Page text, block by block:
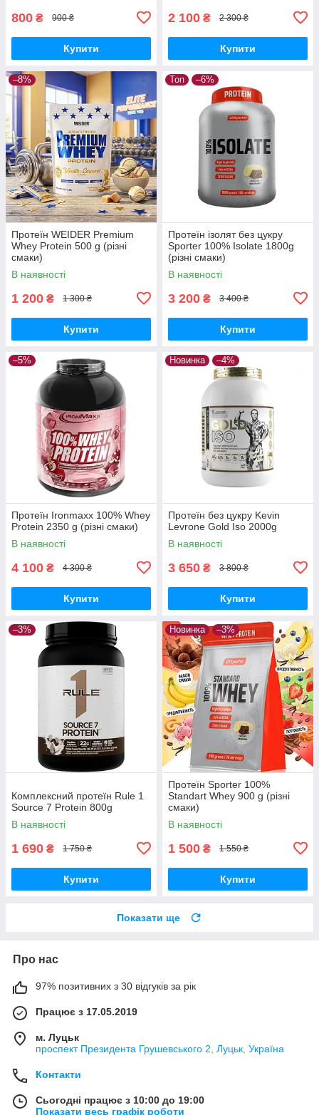
800 ₴ 900 ₴
Купити
2 100 ₴ 2 300 ₴
Купити
–8%
Протеїн WEIDER Premium
Whey Protein 500 g (різні
смаки)
В наявності
1 200 ₴ 1 300 ₴
Купити
Топ –6%
Протеїн ізолят без цукру
Sporter 100% Isolate 1800g
(різні смаки)
В наявності
3 200 ₴ 3 400 ₴
Купити
–5%
Протеїн Ironmaxx 100% Whey
Protein 2350 g (різні смаки)
В наявності
4 100 ₴ 4 300 ₴
Купити
Новинка –4%
Протеїн без цукру Kevin
Levrone Gold Iso 2000g
В наявності
3 650 ₴ 3 800 ₴
Купити
–3%
Комплексний протеїн Rule 1
Source 7 Protein 800g
В наявності
1 690 ₴ 1 750 ₴
Купити
Новинка –3%
Протеїн Sporter 100%
Standart Whey 900 g (різні
смаки)
В наявності
1 500 ₴ 1 550 ₴
Купити
Показати ще
Про нас
97% позитивних з 30 відгуків за рік
Працює з 17.05.2019
м. Луцьк
проспект Президента Грушевського 2, Луцьк, Україна
Контакти
Сьогодні працює з 10:00 до 19:00
Показати весь графік роботи